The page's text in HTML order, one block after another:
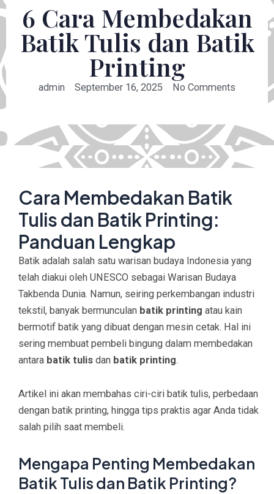
6 Cara Membedakan
Batik Tulis dan Batik
Printing
admin September 16, 2025 No Comments
Cara Membedakan Batik
Tulis dan Batik Printing:
Panduan Lengkap
Batik adalah salah satu warisan budaya Indonesia yang
telah diakui oleh UNESCO sebagai Warisan Budaya
Takbenda Dunia. Namun, seiring perkembangan industri
tekstil, banyak bermunculan batik printing atau kain
bermotif batik yang dibuat dengan mesin cetak. Hal ini
sering membuat pembeli bingung dalam membedakan
antara batik tulis dan batik printing.
Artikel ini akan membahas ciri-ciri batik tulis, perbedaan
dengan batik printing, hingga tips praktis agar Anda tidak
salah pilih saat membeli.
Mengapa Penting Membedakan
Batik Tulis dan Batik Printing?